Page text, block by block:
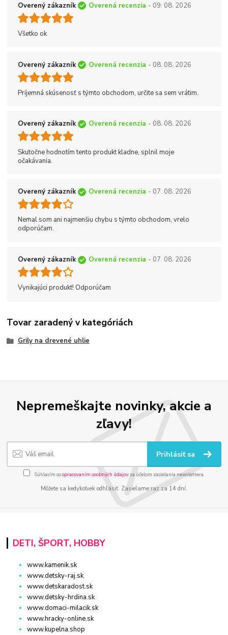
Overený zákazník Overená recenzia - 09. 08. 2026
Všetko ok
Overený zákazník Overená recenzia - 08. 08. 2026
Príjemná skúsenosť s týmto obchodom, určite sa sem vrátim.
Overený zákazník Overená recenzia - 08. 08. 2026
Skutočne hodnotím tento produkt kladne, splnil moje
očakávania.
Overený zákazník Overená recenzia - 07. 08. 2026
Nemal som ani najmenšiu chybu s týmto obchodom, vrelo
odporúčam.
Overený zákazník Overená recenzia - 07. 08. 2026
Vynikajúci produkt! Odporúčam
Tovar zaradený v kategóriách
Grily na drevené uhlie
Nepremeškajte novinky, akcie a
zľavy!
Prihlásiť sa
Súhlasím sospracovaním osobných údajov za účelom zasielania newslettera.
Môžete sa kedykoľvek odhlásiť. Zasielame raz za 14 dní.
DETI, ŠPORT, HOBBY
www.kamenik.sk
www.detsky-raj.sk
www.detskaradost.sk
www.detsky-hrdina.sk
www.domaci-milacik.sk
www.hracky-online.sk
www.kupelna.shop